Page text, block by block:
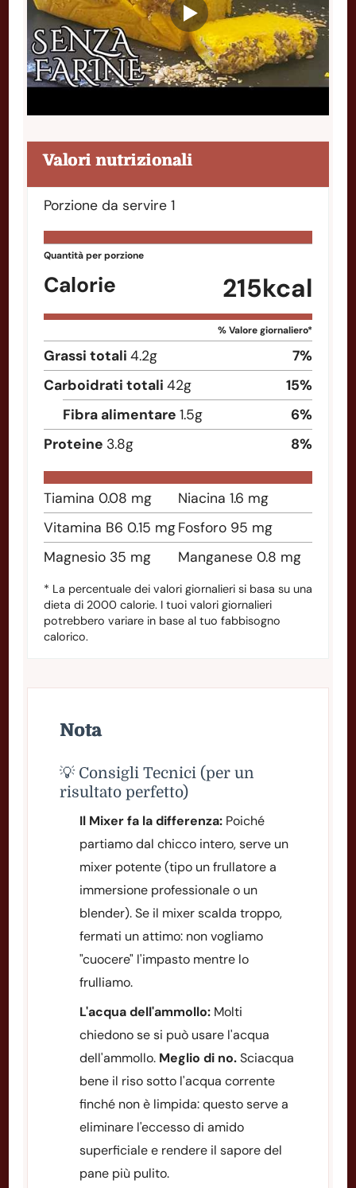
Valori nutrizionali
Porzione da servire 1
Quantità per porzione
Calorie 215kcal
% Valore giornaliero*
Grassi totali 4.2g 7%
Carboidrati totali 42g 15%
Fibra alimentare 1.5g 6%
Proteine 3.8g 8%
Tiamina 0.08 mg Niacina 1.6 mg
Vitamina B6 0.15 mgFosforo 95 mg
Magnesio 35 mg Manganese 0.8 mg
* La percentuale dei valori giornalieri si basa su una
dieta di 2000 calorie. I tuoi valori giornalieri
potrebbero variare in base al tuo fabbisogno
calorico.
Nota
💡 Consigli Tecnici (per un
risultato perfetto)
Il Mixer fa la differenza: Poiché
partiamo dal chicco intero, serve un
mixer potente (tipo un frullatore a
immersione professionale o un
blender). Se il mixer scalda troppo,
fermati un attimo: non vogliamo
"cuocere" l'impasto mentre lo
frulliamo.
L'acqua dell'ammollo: Molti
chiedono se si può usare l'acqua
dell'ammollo. Meglio di no.Sciacqua
bene il riso sotto l'acqua corrente
finché non è limpida: questo serve a
eliminare l'eccesso di amido
superficiale e rendere il sapore del
pane più pulito.